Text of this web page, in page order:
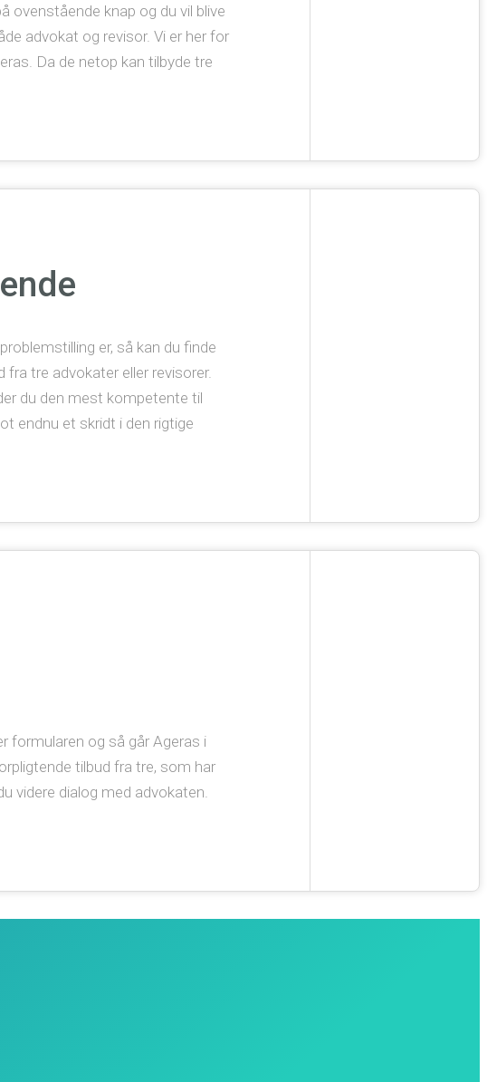
ovenstående knap og du vil blive
advokat og revisor. Vi er her for
Da de netop kan tilbyde tre
er, så kan du finde
tre advokater eller revisorer.
du den mest kompetente til
endnu et skridt i den rigtige
formularen og så går Ageras i
tilbud fra tre, som har
videre dialog med advokaten.